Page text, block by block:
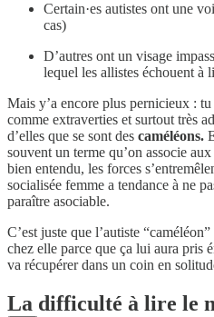
Certain·es autistes ont une
cas)
D’autres ont un visage
lequel les allistes échouent à
Mais y’a encore plus pernicieux :
comme extraverties et surtout très
d’elles que se sont des caméléons.
souvent un terme qu’on associe
bien entendu, les forces
socialisée femme a tendance à ne
paraître asociable.
C’est juste que l’autiste
chez elle parce que ça lui aura pris
va récupérer dans un coin en
La difficulté à lire le